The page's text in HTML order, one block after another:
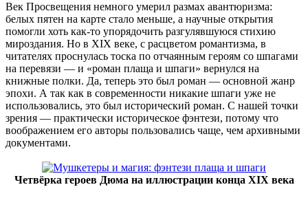
Век Просвещения немного умерил размах авантюризма:
белых пятен на карте стало меньше, а научные открытия
помогли хоть как-то упорядочить разгулявшуюся стихию
мироздания. Но в XIX веке, с расцветом романтизма, в
читателях проснулась тоска по отчаянным героям со шпагами
на перевязи — и «роман плаща и шпаги» вернулся на
книжные полки. Да, теперь это был роман — основной жанр
эпохи. А так как в современности никакие шпаги уже не
использовались, это был исторический роман. С нашей точки
зрения — практически историческое фэнтези, потому что
воображением его авторы пользовались чаще, чем архивными
документами.
Четвёрка героев Дюма на иллюстрации конца XIX века